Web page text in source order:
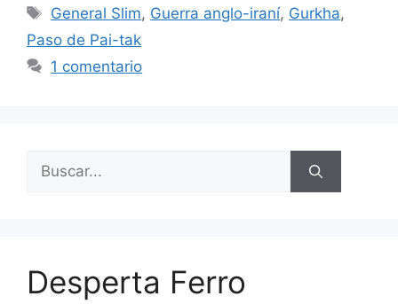
Etiquetas
General Slim, Guerra anglo-iraní, Gurkha,
Paso de Pai-tak
1 comentario
Buscar:
Desperta Ferro